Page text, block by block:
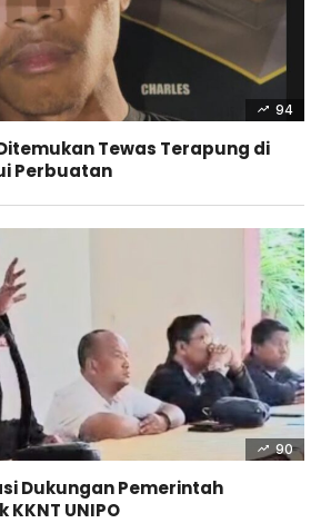
94
Tewas Terapung di
Perbuatan
90
Dukungan Pemerintah
UNIPO